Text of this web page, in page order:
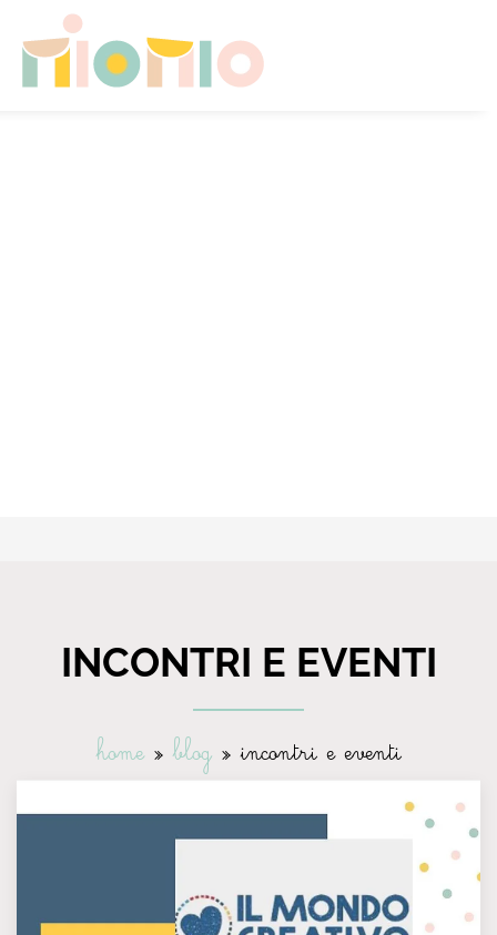
Skip to main content
INCONTRI E EVENTI
home blog incontri e eventi